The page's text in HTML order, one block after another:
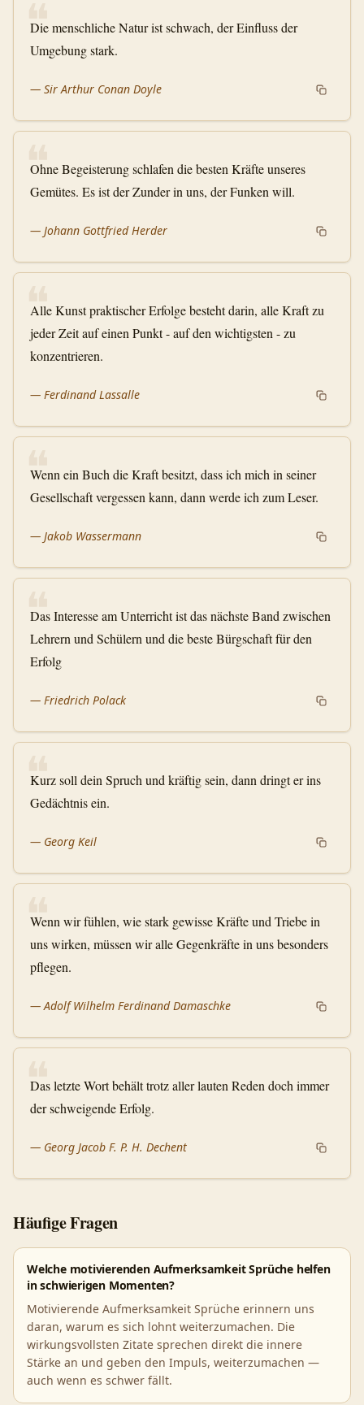
❝
Die menschliche Natur ist schwach, der Einfluss der
Umgebung stark.
— Sir Arthur Conan Doyle
❝
Ohne Begeisterung schlafen die besten Kräfte unseres
Gemütes. Es ist der Zunder in uns, der Funken will.
— Johann Gottfried Herder
❝
Alle Kunst praktischer Erfolge besteht darin, alle Kraft zu
jeder Zeit auf einen Punkt - auf den wichtigsten - zu
konzentrieren.
— Ferdinand Lassalle
❝
Wenn ein Buch die Kraft besitzt, dass ich mich in seiner
Gesellschaft vergessen kann, dann werde ich zum Leser.
— Jakob Wassermann
❝
Das Interesse am Unterricht ist das nächste Band zwischen
Lehrern und Schülern und die beste Bürgschaft für den
Erfolg
— Friedrich Polack
❝
Kurz soll dein Spruch und kräftig sein, dann dringt er ins
Gedächtnis ein.
— Georg Keil
❝
Wenn wir fühlen, wie stark gewisse Kräfte und Triebe in
uns wirken, müssen wir alle Gegenkräfte in uns besonders
pflegen.
—Adolf Wilhelm Ferdinand Damaschke
❝
Das letzte Wort behält trotz aller lauten Reden doch immer
der schweigende Erfolg.
— Georg Jacob F. P. H. Dechent
Häufige Fragen
Welche motivierenden Aufmerksamkeit Sprüche helfen
in schwierigen Momenten?
Motivierende Aufmerksamkeit Sprüche erinnern uns
daran, warum es sich lohnt weiterzumachen. Die
wirkungsvollsten Zitate sprechen direkt die innere
Stärke an und geben den Impuls, weiterzumachen —
auch wenn es schwer fällt.